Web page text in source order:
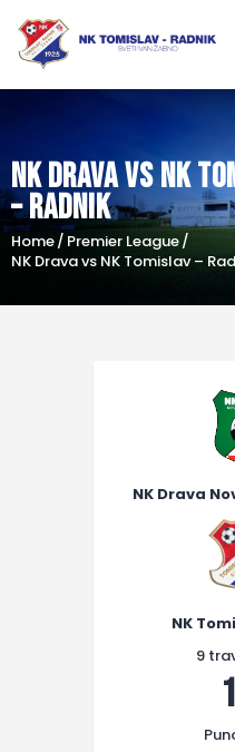
NK Drava vs NK
– Radnik
Home
Premier League
NK Drava vs NK Tomislav –
Home
O nama
Utakmice
Škola
NK Drava
NK
9
1